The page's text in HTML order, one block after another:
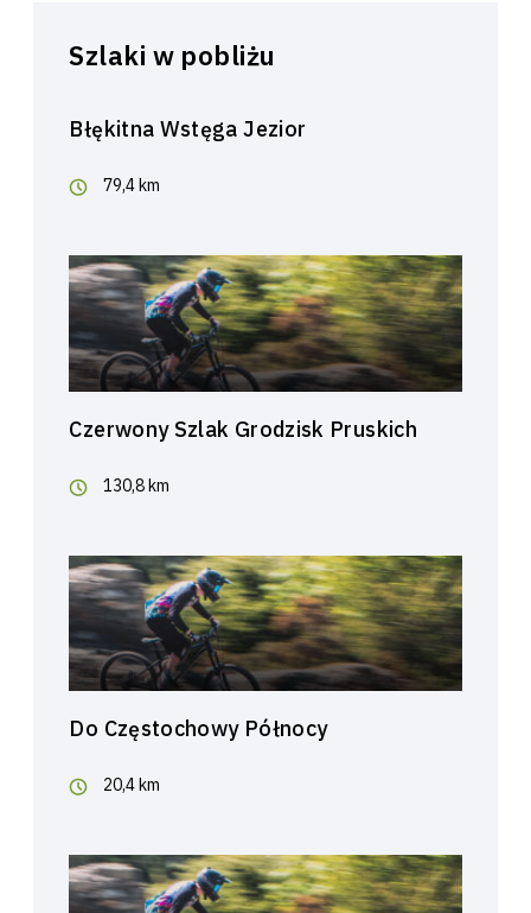
Szlaki w pobliżu
Błękitna Wstęga Jezior
79,4 km
Czerwony Szlak Grodzisk Pruskich
130,8 km
Do Częstochowy Północy
20,4 km